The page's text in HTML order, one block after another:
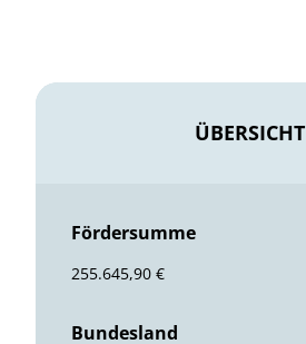
ÜBERSICHT
Fördersumme
255.645,90 €
Bundesland